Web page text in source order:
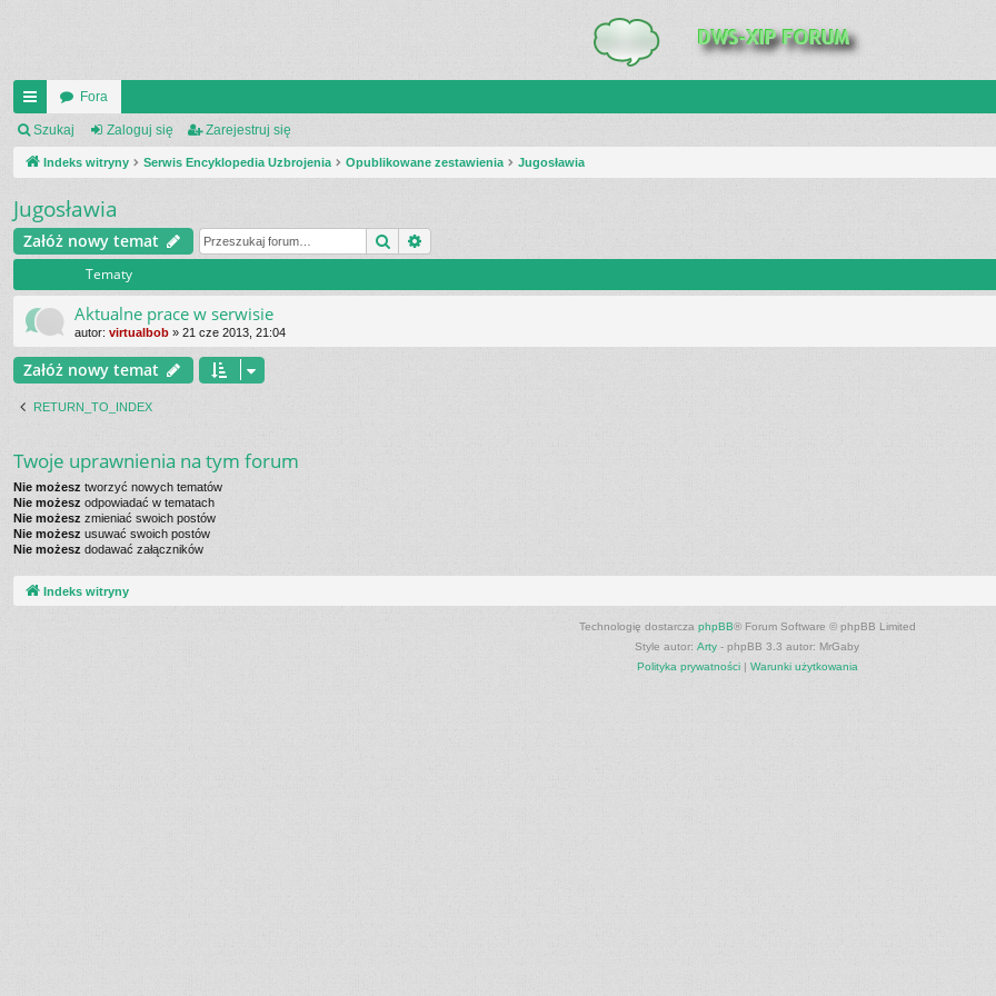
UI
C
_L
IN
K
S
Fora
Szukaj Zaloguj się Zarejestruj się
Indeks witryny Serwis Encyklopedia Uzbrojenia Opublikowane zestawienia Jugosławia
Jugosławia
Załóż nowy temat Szukaj
Tematy
Aktualne prace w serwisie
autor: virtualbob » 21 cze 2013, 21:04
Załóż nowy temat
RETURN_TO_INDEX
Twoje uprawnienia na tym forum
Nie możesz tworzyć nowych tematów
Nie możesz odpowiadać w tematach
Nie możesz zmieniać swoich postów
Nie możesz usuwać swoich postów
Nie możesz dodawać załączników
Indeks witryny
Technologię dostarcza phpBB® Forum Software © phpBB Limited
Style autor: Arty - phpBB 3.3 autor: MrGaby
Polityka prywatności| Warunki użytkowania